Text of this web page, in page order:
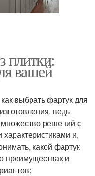
плитки:
вашей
выбрать фартук для
ведь
решений с
и,
какой фартук
преимуществах и